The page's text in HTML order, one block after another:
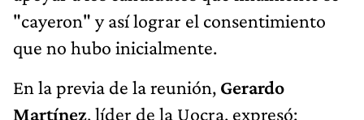
que no hubo inicialmente.
En la previa de la reunión,
Martínez, líder de la Uocra, expresó:
“Vamos a trabajar todos para que Massa